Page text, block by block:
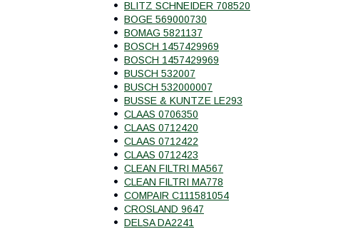
BLITZ SCHNEIDER 708520
BOGE 569000730
BOMAG 5821137
BOSCH 1457429969
BOSCH 1457429969
BUSCH 532007
BUSCH 532000007
BUSSE & KUNTZE LE293
CLAAS 0706350
CLAAS 0712420
CLAAS 0712422
CLAAS 0712423
CLEAN FILTRI MA567
CLEAN FILTRI MA778
COMPAIR C111581054
CROSLAND 9647
DELSA DA2241